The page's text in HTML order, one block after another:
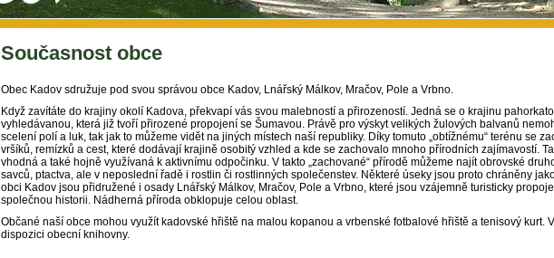
Současnost obce
Obec Kadov sdružuje pod svou správou obce Kadov, Lnářský Málkov, Mračov, Pole a Vrbno.
Když zavítáte do krajiny okolí Kadova, překvapí vás svou malebností a přirozeností. Jedná se o krajinu
vyhledávanou, která již tvoří přirozené propojení se Šumavou. Právě pro výskyt velikých žulových balvanů
scelení polí a luk, tak jak to můžeme vidět na jiných místech naší republiky. Díky tomuto „obtížnému“ terénu se
vršíků, remízků a cest, které dodávají krajině osobitý vzhled a kde se zachovalo mnoho přírodních zajímavostí.
vhodná a také hojně využívaná k aktivnímu odpočinku. V takto „zachované“ přírodě můžeme najít obrovské
savců, ptactva, ale v neposlední řadě i rostlin či rostlinných společenstev. Některé úseky jsou proto chráněny
obci Kadov jsou přidružené i osady Lnářský Málkov, Mračov, Pole a Vrbno, které jsou vzájemně turisticky
společnou historii. Nádherná příroda obklopuje celou oblast.
Občané naší obce mohou využít kadovské hřiště na malou kopanou a vrbenské fotbalové hřiště a tenisový kurt.
dispozici obecní knihovny.